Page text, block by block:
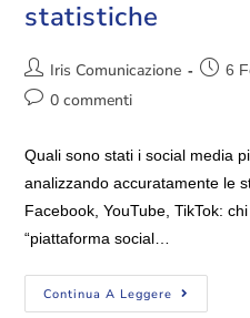
statistiche
Iris Comunicazione 6
0 commenti
Quali sono stati i social media
analizzando accuratamente le
Facebook, YouTube, TikTok:
“piattaforma social…
Continua A Leggere